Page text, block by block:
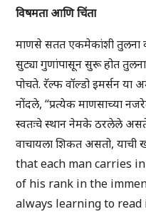
विषमता आणि चिंता
माणसे सतत एकमेकांशी तुलना
सुट्या गुणांपासून सुरू होत
पोचते. रॅल्फ वॉल्डो इमर्सन या
नोंदले, “प्रत्येक माणसाच्या
स्वतःचे स्थान नेमके ठरलेले
वाचायला शिकत असतो, याची
that each man carries
of his rank in the
always learning to read